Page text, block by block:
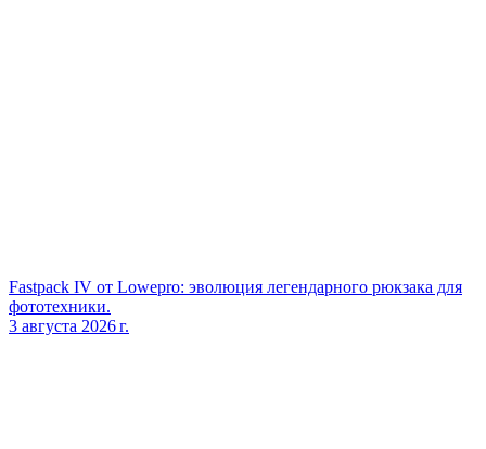
Fastpack IV от Lowepro: эволюция легендарного рюкзака для
фототехники.
3 августа 2026 г.